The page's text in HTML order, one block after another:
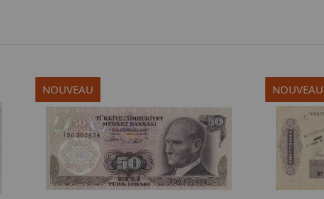
NOUVEAU NOUVEAU